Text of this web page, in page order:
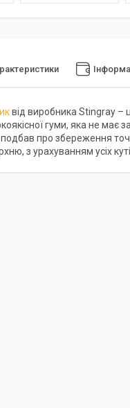
від виробника Stingray –
гуми, яка не
про збереження
з урахуванням усіх